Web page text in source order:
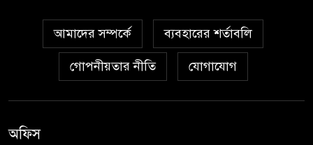
আমাদের সম্পর্কে ব্যবহারের শর্তাবলি
গোপনীয়তার নীতি যোগাযোগ
অফিস